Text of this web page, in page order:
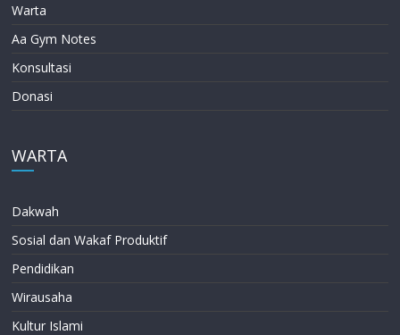
Warta
Aa Gym Notes
Konsultasi
Donasi
WARTA
Dakwah
Sosial dan Wakaf Produktif
Pendidikan
Wirausaha
Kultur Islami